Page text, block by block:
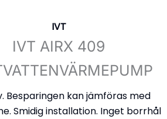
IVT
IVT AIRX 409
Besparingen kan jämföras med
Smidig installation. Inget borrhål